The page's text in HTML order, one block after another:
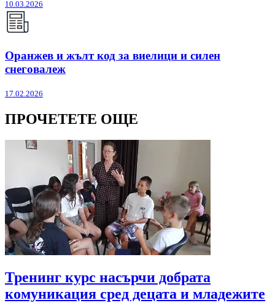
10.03.2026
Оранжев и жълт код за виелици и силен
снеговалеж
17.02.2026
ПРОЧЕТЕТЕ ОЩЕ
Тренинг курс насърчи добрата
комуникация сред децата и младежите